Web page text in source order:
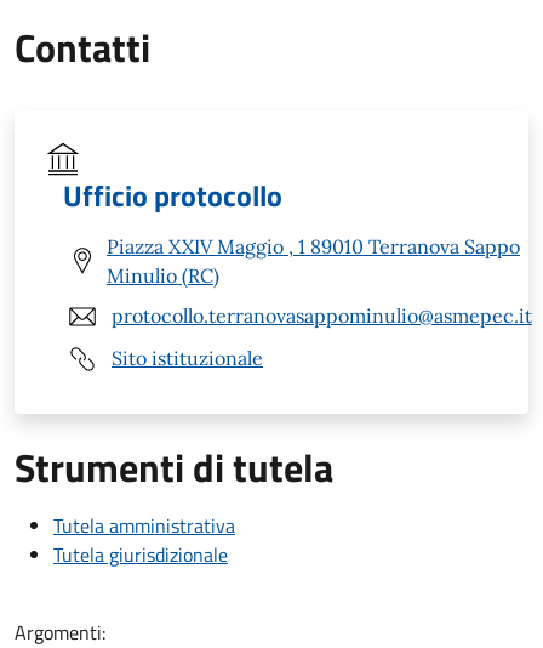
Contatti
Ufficio protocollo
Piazza XXIV Maggio , 1 89010 Terranova Sappo
Minulio (RC)
protocollo.terranovasappominulio@asmepec.it
Sito istituzionale
Strumenti di tutela
Tutela amministrativa
Tutela giurisdizionale
Argomenti: